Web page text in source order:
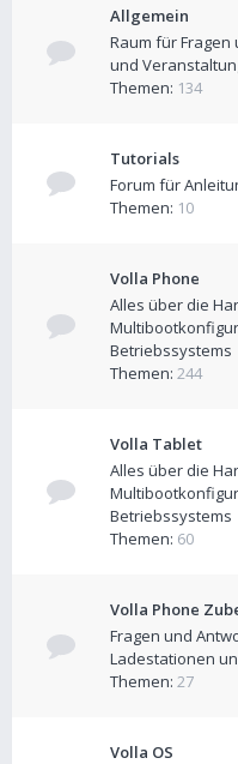
Allgemein
Raum für
und
Themen: 134
Tutorials
Forum für
Themen: 10
Volla Phone
Alles über die
Betriebssystems
Themen: 244
Volla Tablet
Alles über die
Betriebssystems
Themen: 60
Volla Phone
Fragen und
Ladestationen
Themen: 27
Volla OS